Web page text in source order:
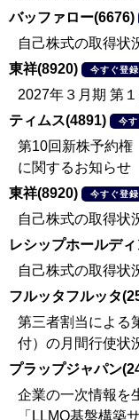
バッファロー(6676)
自己株式の取得状
東祥(8920)
今すぐ登録
2027年３月期 第
ティムス(4891)
今
第10回新株予約権
に関するお知らせ
東祥(8920)
今すぐ登録
自己株式の取得状
レシップホールデ
自己株式の取得状
フルッタフルッタ
第三者割当による
付）の月間行使状
プラップジャパン
企業の一次情報を
「LLMO基盤構築